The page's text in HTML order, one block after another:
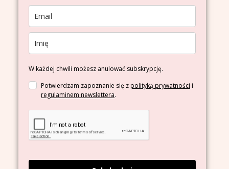
W każdej chwili możesz anulować subskrypcję.
Potwierdzam zapoznanie się zpolityką prywatności i
regulaminem newslettera.